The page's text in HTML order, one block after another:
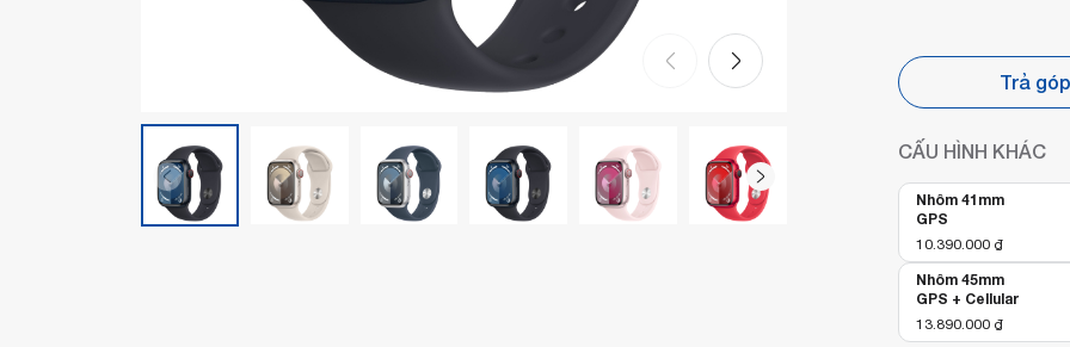
Trả góp
CẤU HÌNH KHÁC
Nhôm 41mm
GPS
10.390.000 ₫
Nhôm 45mm
GPS + Cellular
13.890.000 ₫